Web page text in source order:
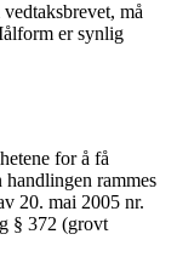
må
er synlig
for å få
rammes
20. mai 2005 nr.
§ 372 (grovt